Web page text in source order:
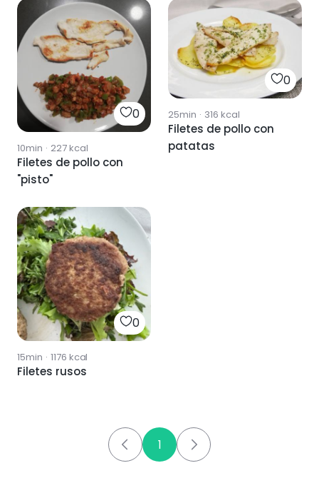
0
10min · 227kcal
Filetes de pollo con
"pisto"
0
25min · 316 kcal
Filetes de pollo con
patatas
0
15min · 1176 kcal
Filetes rusos
1